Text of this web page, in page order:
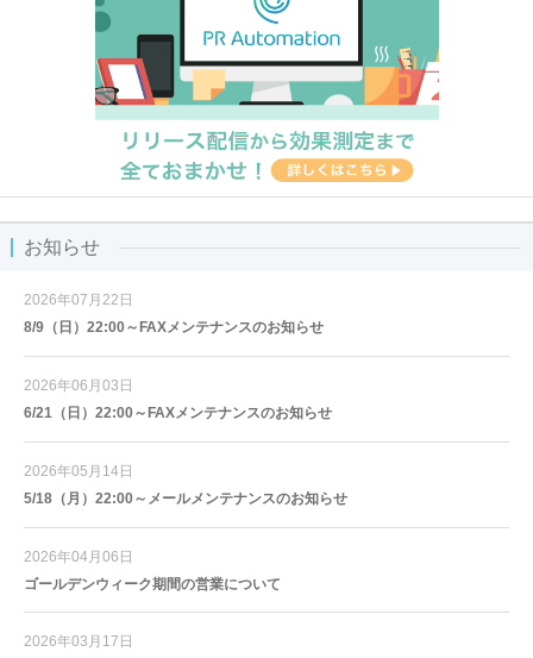
お知らせ
2026年07月22日
8/9（日）22:00～FAXメンテナンスのお知らせ
2026年06月03日
6/21（日）22:00～FAXメンテナンスのお知らせ
2026年05月14日
5/18（月）22:00～メールメンテナンスのお知らせ
2026年04月06日
ゴールデンウィーク期間の営業について
2026年03月17日